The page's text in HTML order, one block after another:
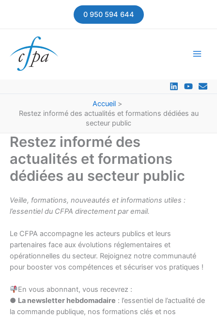
0 950 594 644
Accueil
Restez informé des actualités et formations dédiées au
secteur public
Restez informé des
actualités et formations
dédiées au secteur public
Veille, formations, nouveautés et informations utiles :
l’essentiel du CFPA directement par email.
Le CFPA accompagne les acteurs publics et leurs
partenaires face aux évolutions réglementaires et
opérationnelles du secteur. Rejoignez notre communauté
pour booster vos compétences et sécuriser vos pratiques !
En vous abonnant, vous recevrez :
● La newsletter hebdomadaire : l’essentiel de l’actualité de
la commande publique, nos formations clés et nos